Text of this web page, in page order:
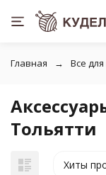
Главная Все
Тольятти
Хиты